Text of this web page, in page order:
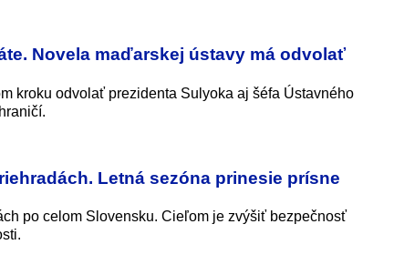
Novela maďarskej ústavy má odvolať
kroku odvolať prezidenta Sulyoka aj šéfa Ústavného
Letná sezóna prinesie prísne
po celom Slovensku. Cieľom je zvýšiť bezpečnosť